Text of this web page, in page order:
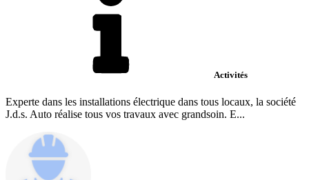
Activités
Experte dans les installations électrique dans tous locaux, la société
J.d.s. Auto réalise tous vos travaux avec grandsoin. E...